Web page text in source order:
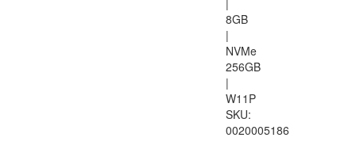
|
8GB
|
NVMe
256GB
|
W11P
SKU:
0020005186